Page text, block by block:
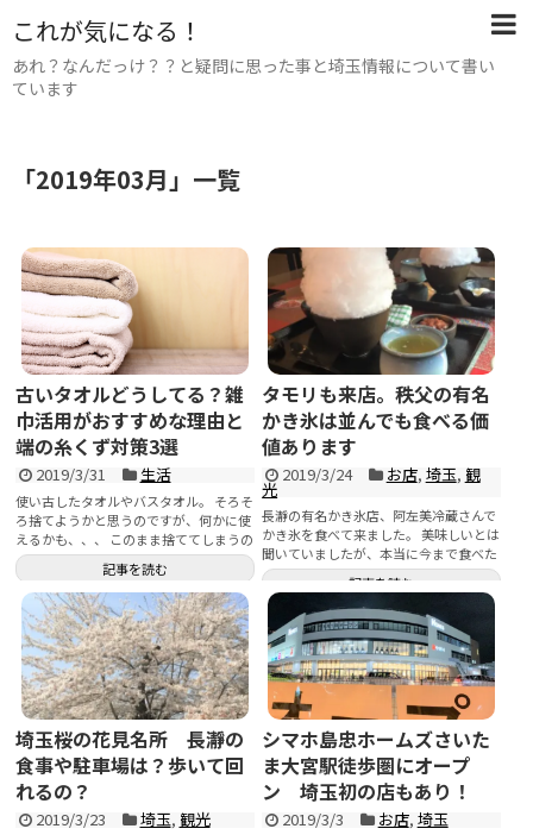
これが気になる！
あれ？なんだっけ？？と疑問に思った事と埼玉情報について書い
ています
「2019年03月」 一覧
古いタオルどうしてる？雑
巾活用がおすすめな理由と
端の糸くず対策3選
2019/3/31 生活
使い古したタオルやバスタオル。 そろそ
ろ捨てようかと思うのですが、何かに使
えるかも、、、 このまま捨ててしまうの
はなんかもったいないなぁ、、、という
気がします。 使い道がないかと調べてみ
たら雑巾にするといいと聞き、いらない
タオルで大量の雑巾を作ってみました。
すると想像以上に使い道があって非常に
便利で大正解でした。 そこで今回の記事
では、以下の内容をご紹介していきたい
と思います。 ・古いタオルは雑巾にする
のがおすすめな理由 ・どんな大きさにカ
ットすれば使い勝手が良いのか ・カット
した端の糸くずで部屋を汚さない方法3
つ タオルの活用方法に悩んでいる方の参
考にしてもらえれば嬉しいです。
記事を読む
タモリも来店。秩父の有名
かき氷は並んでも食べる価
値あります
2019/3/24 お店, 埼玉, 観
光
長瀞の有名かき氷店、阿左美冷蔵さんで
かき氷を食べて来ました。 美味しいとは
聞いていましたが、本当に今まで食べた
かき氷の中で一番美味しい！！ 氷が口の
中でふわっと溶けてしまうんです。 お客
さんも老若男女で、リピーターの方も多
かったです。 大人気店で行列覚悟なの
で、持って行った方が良いものなどもご
案内しますね。
記事を読む
埼玉桜の花見名所 長瀞の
食事や駐車場は？歩いて回
れるの？
2019/3/23 埼玉, 観光
シマホ島忠ホームズさいた
ま大宮駅徒歩圏にオープ
ン 埼玉初の店もあり！
2019/3/3 お店, 埼玉